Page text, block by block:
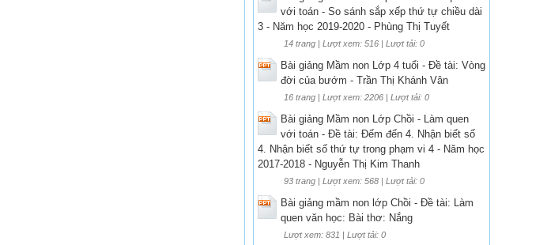
với toán - So sánh sắp xếp thứ tự chiều dài
3 - Năm học 2019-2020 - Phùng Thị Tuyết
14 trang | Lượt xem: 516 | Lượt tải: 0
Bài giảng Mầm non Lớp 4 tuổi - Đề tài: Vòng
đời của bướm - Trần Thị Khánh Vân
16 trang | Lượt xem: 2206 | Lượt tải: 0
Bài giảng Mầm non Lớp Chồi - Làm quen
với toán - Đề tài: Đếm đến 4. Nhận biết số
4. Nhận biết số thứ tự trong phạm vi 4 - Năm học
2017-2018 - Nguyễn Thị Kim Thanh
93 trang | Lượt xem: 568 | Lượt tải: 0
Bài giảng mầm non lớp Chồi - Đề tài: Làm
quen văn học: Bài thơ: Nắng
Lượt xem: 831 | Lượt tải: 0